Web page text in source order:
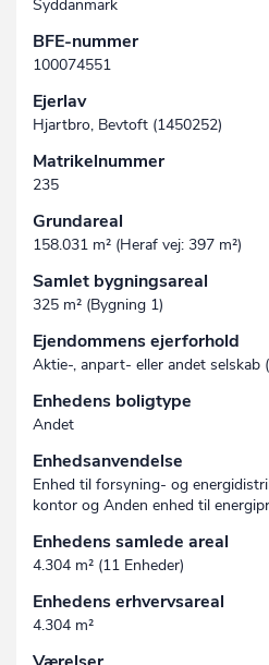
Syddanmark
BFE-nummer
100074551
Ejerlav
Hjartbro, Bevtoft (1450252)
Matrikelnummer
235
Grundareal
158.031 m² (Heraf vej: 397 m²)
Samlet bygningsareal
325 m² (Bygning 1)
Ejendommens ejerforhold
Aktie-, anpart- eller andet selskab
Enhedens boligtype
Andet
Enhedsanvendelse
Enhed til forsyning- og
kontor og Anden enhed til
Enhedens samlede areal
4.304 m² (11 Enheder)
Enhedens erhvervsareal
4.304 m²